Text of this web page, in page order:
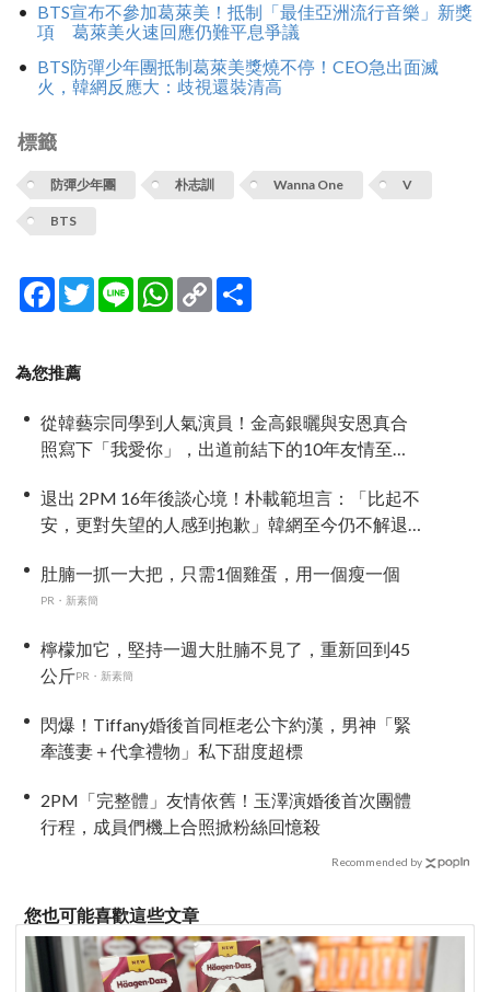
BTS宣布不參加葛萊美！抵制「最佳亞洲流行音樂」新獎
項 葛萊美火速回應仍難平息爭議
BTS防彈少年團抵制葛萊美獎燒不停！CEO急出面滅
火，韓網反應大：歧視還裝清高
標籤
防彈少年團 朴志訓 Wanna One V
BTS
Facebook
TwitterLine WhatsApp
Copy
Link
為您推薦
從韓藝宗同學到人氣演員！金高銀曬與安恩真合
照寫下「我愛你」，出道前結下的10年友情至今
退出 2PM 16年後談心境！朴載範坦言：「比起不
安，更對失望的人感到抱歉」韓網至今仍不解退
肚腩一抓一大把，只需1個雞蛋，用一個瘦一個
PR・新素簡
檸檬加它，堅持一週大肚腩不見了，重新回到45
公斤PR・新素簡
閃爆！Tiffany婚後首同框老公卞約漢，男神「緊
牽護妻＋代拿禮物」私下甜度超標
2PM「完整體」友情依舊！玉澤演婚後首次團體
行程，成員們機上合照掀粉絲回憶殺
Recommended by
您也可能喜歡這些文章